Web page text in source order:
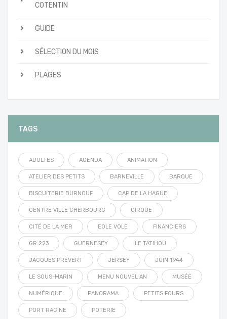
COTENTIN
GUIDE
SÉLECTION DU MOIS
PLAGES
TAGS
ADULTES AGENDA ANIMATION
ATELIER DES PETITS BARNEVILLE BARQUE
BISCUITERIE BURNOUF CAP DE LA HAGUE
CENTRE VILLE CHERBOURG CIRQUE
CITÉ DE LA MER EOLE VOLE FINANCIERS
GR 223 GUERNESEY ILE TATIHOU
JACQUES PRÉVERT JERSEY JUIN 1944
LE SOUS-MARIN MENU NOUVEL AN MUSÉE
NUMÉRIQUE PANORAMA PETITS FOURS
PORT RACINE POTERIE